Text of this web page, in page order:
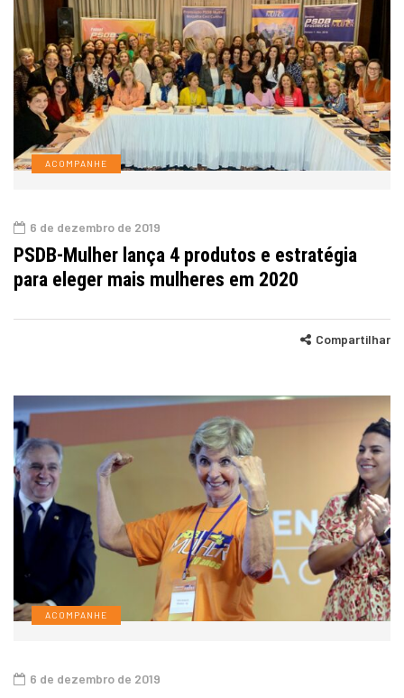
ACOMPANHE
6 de dezembro de 2019
PSDB-Mulher lança 4 produtos e estratégia
para eleger mais mulheres em 2020
Compartilhar
ACOMPANHE
6 de dezembro de 2019